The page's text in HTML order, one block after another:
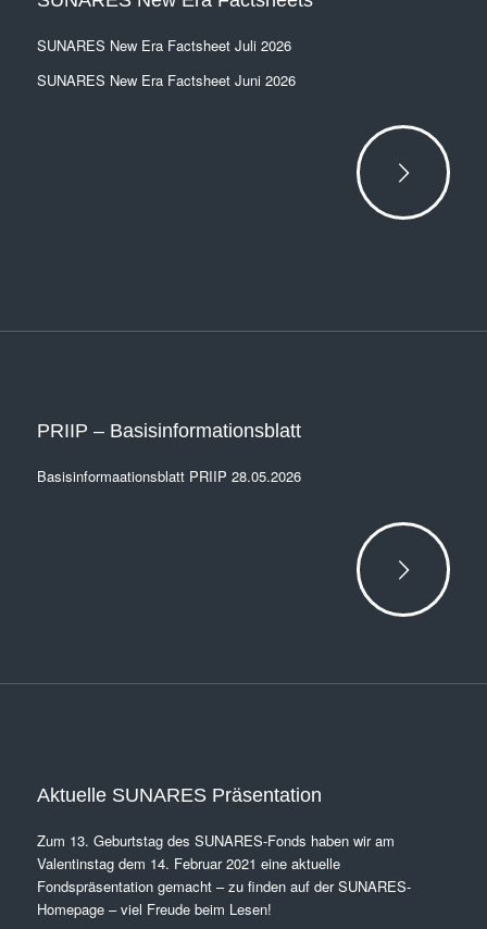
SUNARES New Era Factsheet Juli 2026
SUNARES New Era Factsheet Juni 2026
PRIIP – Basisinformationsblatt
Basisinformaationsblatt PRIIP 28.05.2026
Aktuelle SUNARES Präsentation
Zum 13. Geburtstag des SUNARES-Fonds haben wir am
Valentinstag dem 14. Februar 2021 eine aktuelle
Fondspräsentation gemacht – zu finden auf derSUNARES-
Homepage– viel Freude beim Lesen!